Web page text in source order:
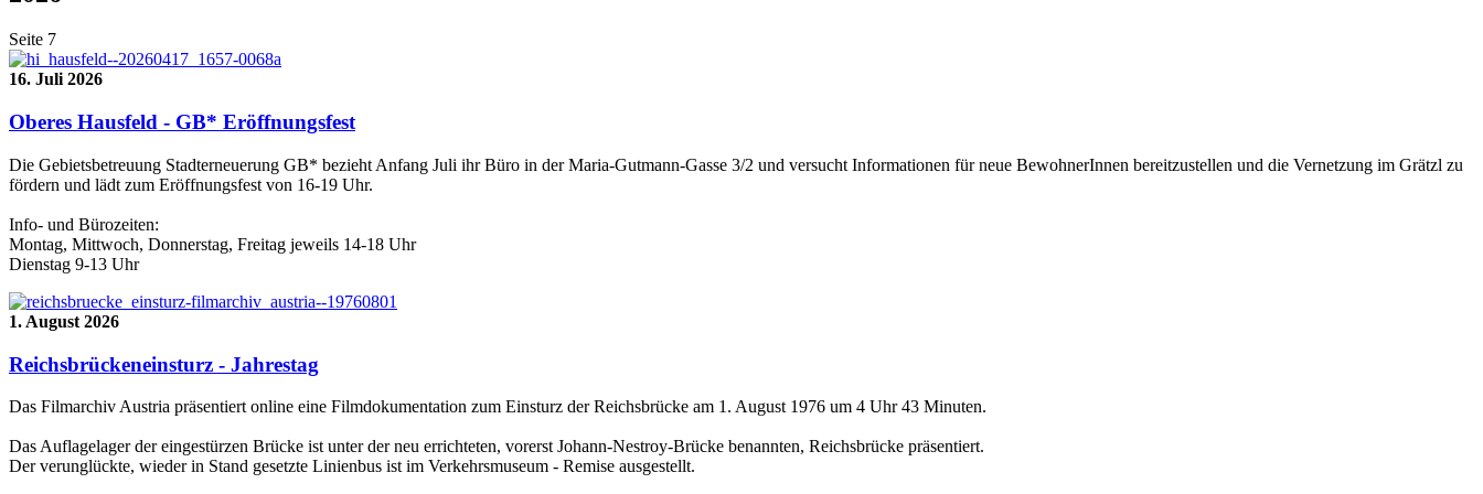
Seite 7
16. Juli 2026
Oberes Hausfeld - GB* Eröffnungsfest
Die Gebietsbetreuung Stadterneuerung GB* bezieht Anfang Juli ihr Büro in der Maria-Gutmann-Gasse 3/2 und versucht Informationen für neue BewohnerInnen bereitzustellen und die Vernetzung im Grätzl zu
fördern und lädt zum Eröffnungsfest von 16-19 Uhr.
Info- und Bürozeiten:
Montag, Mittwoch, Donnerstag, Freitag jeweils 14-18 Uhr
Dienstag 9-13 Uhr
1. August 2026
Reichsbrückeneinsturz - Jahrestag
Das Filmarchiv Austria präsentiert online eine Filmdokumentation zum Einsturz der Reichsbrücke am 1. August 1976 um 4 Uhr 43 Minuten.
Das Auflagelager der eingestürzen Brücke ist unter der neu errichteten, vorerst Johann-Nestroy-Brücke benannten, Reichsbrücke präsentiert.
Der verunglückte, wieder in Stand gesetzte Linienbus ist im Verkehrsmuseum - Remise ausgestellt.